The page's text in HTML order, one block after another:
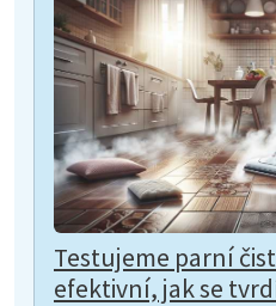
Testujeme parní
efektivní, jak se